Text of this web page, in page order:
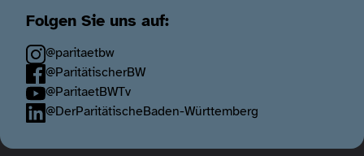
Folgen Sie uns auf:
@paritaetbw
@ParitätischerBW
@ParitaetBWTv
@DerParitätischeBaden-Württemberg